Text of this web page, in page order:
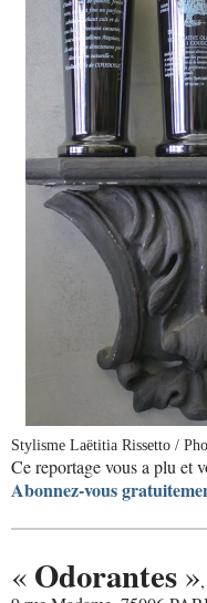
Stylisme Laëtitia Rissetto /
Ce reportage vous a plu et
Abonnez-vous
« Odorantes »